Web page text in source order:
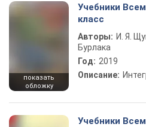
показать
обложку
Учебники
класс
Авторы: И. Я.
Бурлака
Год: 2019
Описание:
Учебники